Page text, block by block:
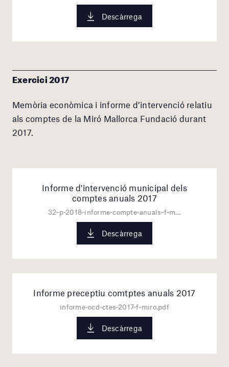
Descàrrega
Exercici 2017
Memòria econòmica i informe d’intervenció relatiu
als comptes de la Miró Mallorca Fundació durant
2017.
Informe d'intervenció municipal dels
comptes anuals 2017
32-p-2018-informe-compte-anuals-f-miro-2017.pdf
Descàrrega
Informe preceptiu comtptes anuals 2017
informe-ocd-ctes-2017-f-miro.pdf
Descàrrega